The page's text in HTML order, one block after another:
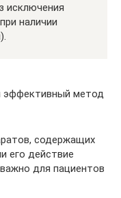
исключения
наличии
эффективный метод
содержащих
его действие
для пациентов